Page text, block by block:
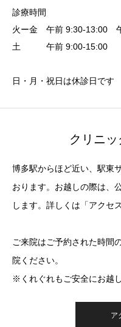
診療時間
火ー金 午前 9:30-13:00
土 午前 9:00-15:00
日・月・祝日は休診日です
クリニ
博多駅からほど近い、駅東
おります。お越しの際は、
します。詳しくは「アクセ
ご来院はご予約された時間
院ください。
※くれぐれもご安全にお越
ア